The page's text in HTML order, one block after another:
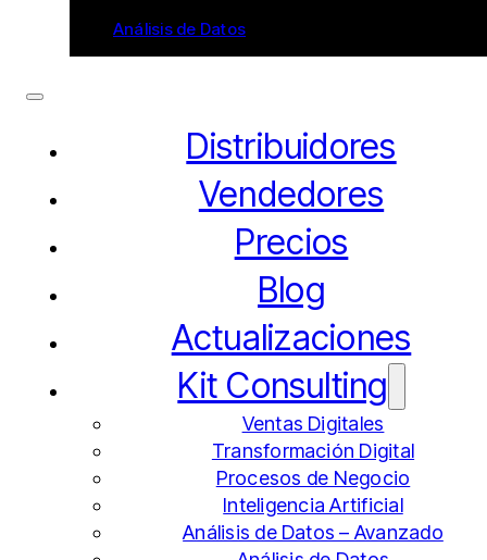
Análisis de Datos
Distribuidores
Vendedores
Precios
Blog
Actualizaciones
Kit Consulting
Ventas Digitales
Transformación Digital
Procesos de Negocio
Inteligencia Artificial
Análisis de Datos – Avanzado